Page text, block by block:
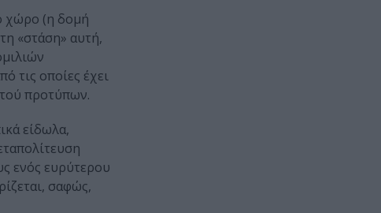
χώρο (η δομή
«στάση» αυτή,
τις οποίες έχει
προτύπων.
είδωλα,
ενός ευρύτερου
σαφώς,